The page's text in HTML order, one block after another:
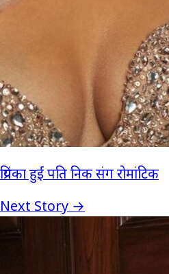
प्रियंका हुईं पति निक संग रोमांटिक
Next Story →